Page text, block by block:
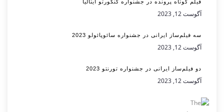
فیلم کوتاه پرونده در جشنواره کنکورتو ایتالیا
آگوست 12, 2023
سه فیلم‌ساز ایرانی در جشنواره سائوپائولو 2023
آگوست 12, 2023
دو فیلم‌ساز ایرانی در جشنواره تورنتو 2023
آگوست 12, 2023